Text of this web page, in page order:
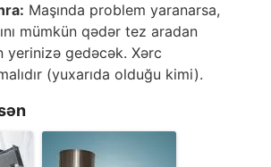
Maşında problem yaranarsa,
mümkün qədər tez aradan
yerinizə gedəcək. Xərc
(yuxarıda olduğu kimi).